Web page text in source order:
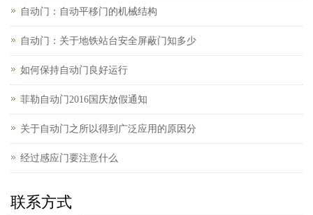
自动门：自动平移门的机械结构
自动门：关于地铁站台安全屏蔽门知多少
如何保持自动门良好运行
菲勒自动门2016国庆放假通知
关于自动门之所以得到广泛应用的原因分
经过感应门要注意什么
联系方式